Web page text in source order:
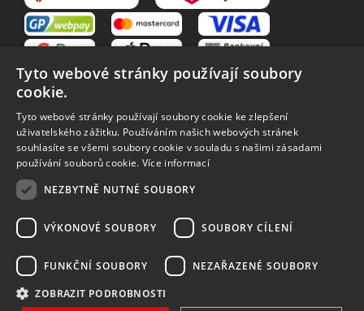
VŠE O NÁKUPU
O nás
Obchodní podmínky
Reklamační řád
Vrácení zboží
Zpracování osobních údajů
Způsoby dopravy
Tyto webové stránky používají soubory
cookie.
Tyto webové stránky používají soubory cookie ke zlepšení
uživatelského zážitku. Používáním našich webových stránek
souhlasíte se všemi soubory cookie v souladu s našimi zásadami
používání souborů cookie. Více informací
NEZBYTNĚ NUTNÉ SOUBORY
VÝKONOVÉ SOUBORY SOUBORY CÍLENÍ
FUNKČNÍ SOUBORY NEZAŘAZENÉ SOUBORY
ZOBRAZIT PODROBNOSTI